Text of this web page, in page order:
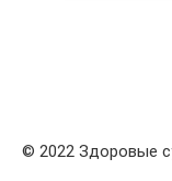
© 2022 Здоровые